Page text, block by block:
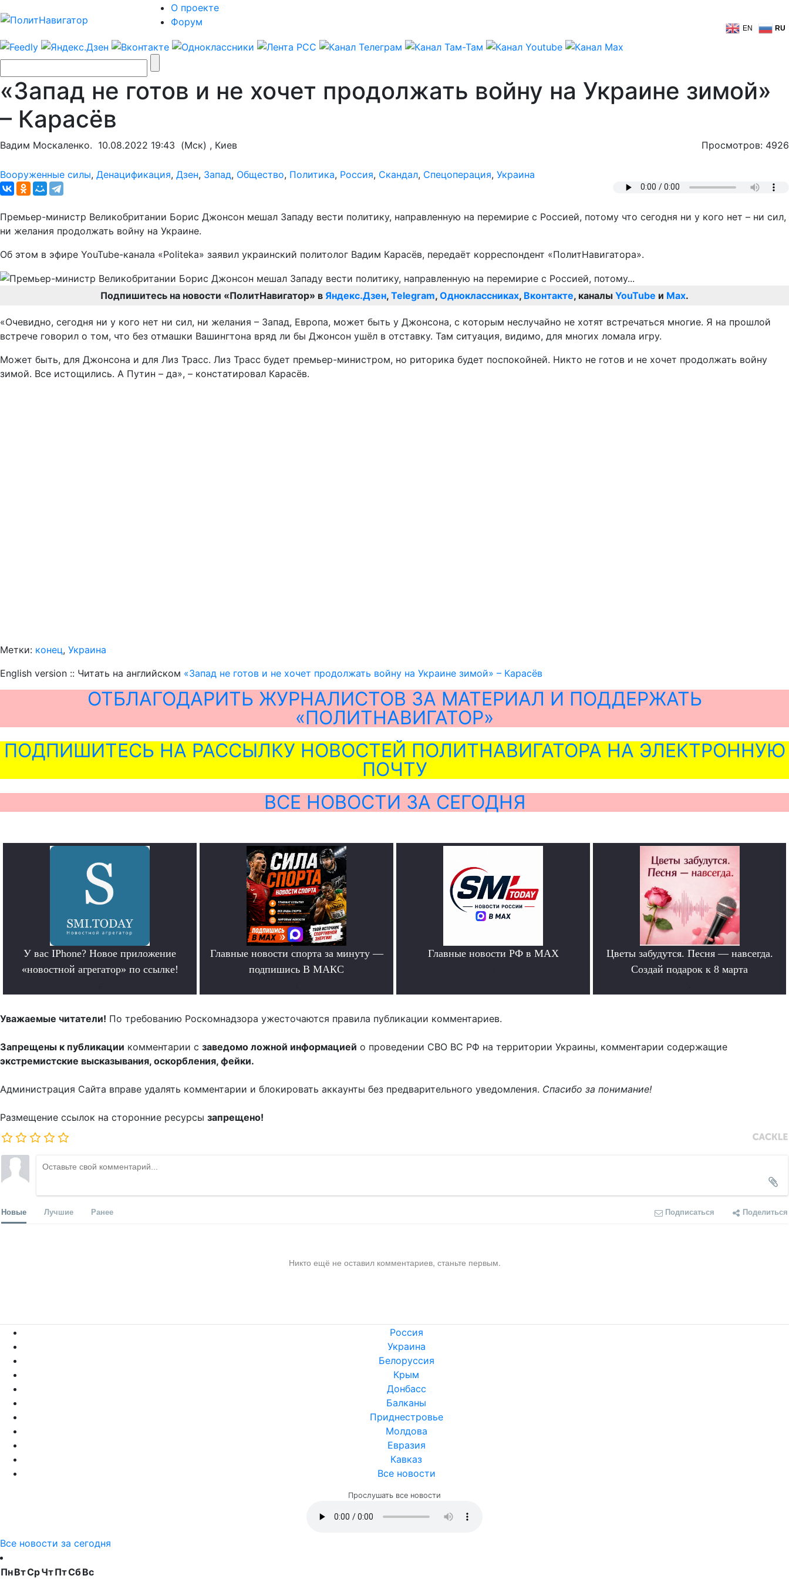
О проекте
Форум
EN RU
«Запад не готов и не хочет продолжать войну на Украине зимой»
– Карасёв
Вадим Москаленко. 10.08.2022 19:43 (Мск) , Киев Просмотров: 4926
Вооруженные силы, Денацификация, Дзен, Запад, Общество, Политика, Россия, Скандал, Спецоперация, Украина
Премьер-министр Великобритании Борис Джонсон мешал Западу вести политику, направленную на перемирие с Россией, потому что сегодня ни у кого нет – ни сил,
ни желания продолжать войну на Украине.
Об этом в эфире YouTube-канала «Politeka» заявил украинский политолог Вадим Карасёв, передаёт корреспондент «ПолитНавигатора».
Подпишитесь на новости «ПолитНавигатор» в Яндекс.Дзен, Telegram, Одноклассниках, Вконтакте, каналы YouTube и Max.
«Очевидно, сегодня ни у кого нет ни сил, ни желания – Запад, Европа, может быть у Джонсона, с которым неслучайно не хотят встречаться многие. Я на прошлой
встрече говорил о том, что без отмашки Вашингтона вряд ли бы Джонсон ушёл в отставку. Там ситуация, видимо, для многих ломала игру.
Может быть, для Джонсона и для Лиз Трасс. Лиз Трасс будет премьер-министром, но риторика будет поспокойней. Никто не готов и не хочет продолжать войну
зимой. Все истощились. А Путин – да», – констатировал Карасёв.
Метки: конец, Украина
English version :: Читать на английском «Запад не готов и не хочет продолжать войну на Украине зимой» – Карасёв
ОТБЛАГОДАРИТЬ ЖУРНАЛИСТОВ ЗА МАТЕРИАЛ И ПОДДЕРЖАТЬ
«ПОЛИТНАВИГАТОР»
ПОДПИШИТЕСЬ НА РАССЫЛКУ НОВОСТЕЙ ПОЛИТНАВИГАТОРА НА ЭЛЕКТРОННУЮ
ПОЧТУ
ВСЕ НОВОСТИ ЗА СЕГОДНЯ
У вас IPhone? Новое приложение
«новостной агрегатор» по ссылке!
Главные новости спорта за минуту —
подпишись В МАКС
Главные новости РФ в MAX
Цветы забудутся. Песня — навсегда.
Создай подарок к 8 марта
Уважаемые читатели! По требованию Роскомнадзора ужесточаются правила публикации комментариев.
Запрещены к публикации комментарии с заведомо ложной информацией о проведении СВО ВС РФ на территории Украины, комментарии содержащие
экстремистские высказывания, оскорбления, фейки.
Администрация Сайта вправе удалять комментарии и блокировать аккаунты без предварительного уведомления. Спасибо за понимание!
Размещение ссылок на сторонние ресурсы запрещено!
Новые Лучшие Ранее Подписаться Поделиться
Никто ещё не оставил комментариев, станьте первым.
Россия
Украина
Белоруссия
Крым
Донбасс
Балканы
Приднестровье
Молдова
Евразия
Кавказ
Все новости
Прослушать все новости
Все новости за сегодня
ПнВтСрЧтПтСбВс